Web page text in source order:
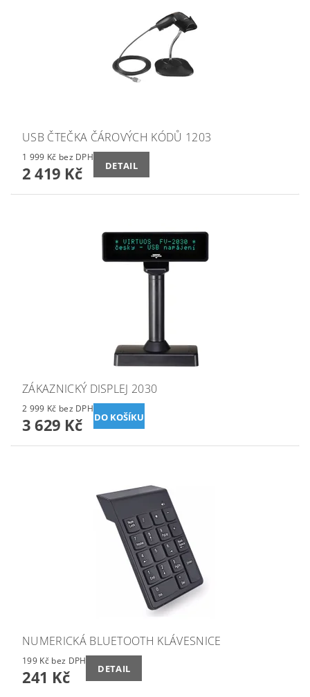
USB ČTEČKA ČÁROVÝCH KÓDŮ 1203
1 999 Kč bez DPH
2 419 Kč DETAIL
ZÁKAZNICKÝ DISPLEJ 2030
2 999 Kč bez DPH
3 629 Kč
NUMERICKÁ BLUETOOTH KLÁVESNICE
199 Kč bez DPH
241 Kč DETAIL